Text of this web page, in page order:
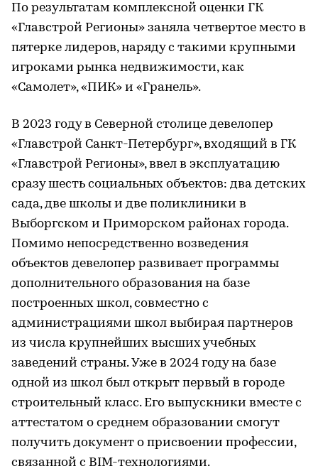
По результатам комплексной оценки ГК
«Главстрой Регионы» заняла четвертое место в
пятерке лидеров, наряду с такими крупными
игроками рынка недвижимости, как
«Самолет», «ПИК» и «Гранель».
В 2023 году в Северной столице девелопер
«Главстрой Санкт-Петербург», входящий в ГК
«Главстрой Регионы», ввел в эксплуатацию
сразу шесть социальных объектов: два детских
сада, две школы и две поликлиники в
Выборгском и Приморском районах города.
Помимо непосредственно возведения
объектов девелопер развивает программы
дополнительного образования на базе
построенных школ, совместно с
администрациями школ выбирая партнеров
из числа крупнейших высших учебных
заведений страны. Уже в 2024 году на базе
одной из школ был открыт первый в городе
строительный класс. Его выпускники вместе с
аттестатом о среднем образовании смогут
получить документ о присвоении профессии,
связанной с BIM-технологиями.